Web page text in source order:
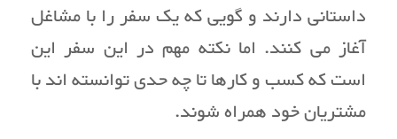
داستانی دارند و گویی که یک سفر را با مشاغل
آغاز می کنند. اما نکته مهم در این سفر این
است که کسب و کارها تا چه حدی توانسته اند با
مشتریان خود همراه شوند.